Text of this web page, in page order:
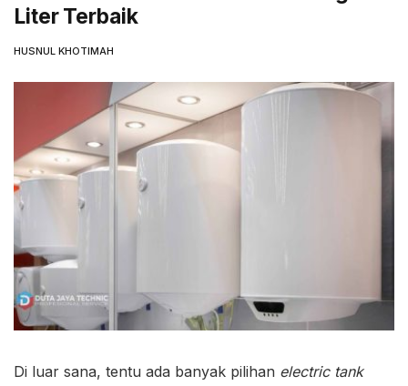
Liter Terbaik
HUSNUL KHOTIMAH
Di luar sana, tentu ada banyak pilihan electric tank